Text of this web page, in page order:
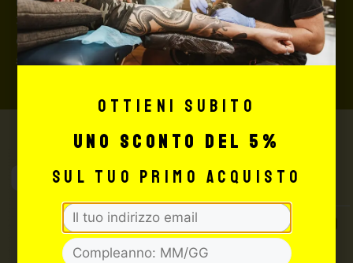
3,5% sul valore totale del carrello, da richiedere prima
di concludere il pagamento al seguente indirizzo:
shop@maxsignorello.it
Max Signorello
Tattoo Supply
TUTTO PER IL TUO
TATTOO STUDIO
Ottieni subito
uno sconto del 5%
sul tuo primo acquisto